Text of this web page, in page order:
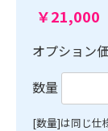
￥21,000
オプション
数量
[数量]は同じ仕